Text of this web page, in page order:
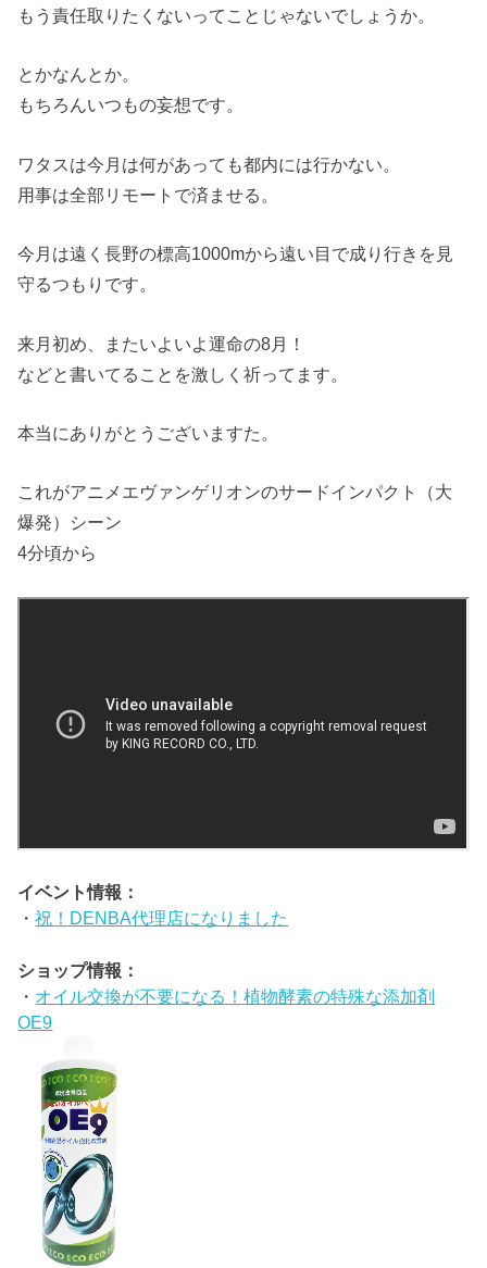
もう責任取りたくないってことじゃないでしょうか。
とかなんとか。
もちろんいつもの妄想です。
ワタスは今月は何があっても都内には行かない。
用事は全部リモートで済ませる。
今月は遠く長野の標高1000mから遠い目で成り行きを見
守るつもりです。
来月初め、またいよいよ運命の8月！
などと書いてることを激しく祈ってます。
本当にありがとうございますた。
これがアニメエヴァンゲリオンのサードインパクト（大
爆発）シーン
4分頃から
イベント情報：
・祝！DENBA代理店になりました
ショップ情報：
・ オイル交換が不要になる！植物酵素の特殊な添加剤
OE9